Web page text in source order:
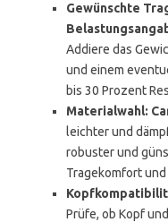
Gewünschte
Addiere das
und einem
bis 30 Prozent
Materialwahl:
leichter und
robuster und
Tragekomfort
Prüfe, ob Kopf